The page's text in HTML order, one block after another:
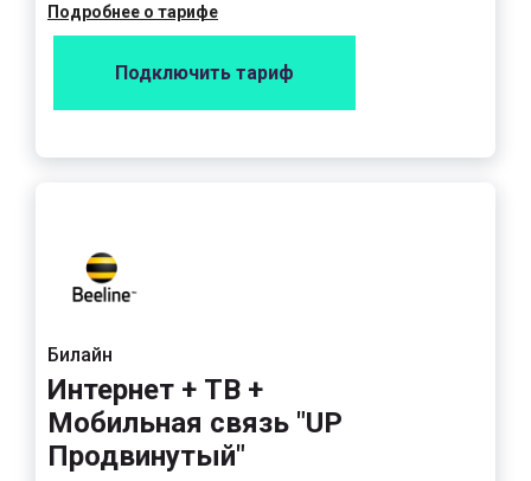
Подробнее о тарифе
Подключить тариф
Билайн
Интернет + ТВ +
Мобильная связь "UP
Продвинутый"